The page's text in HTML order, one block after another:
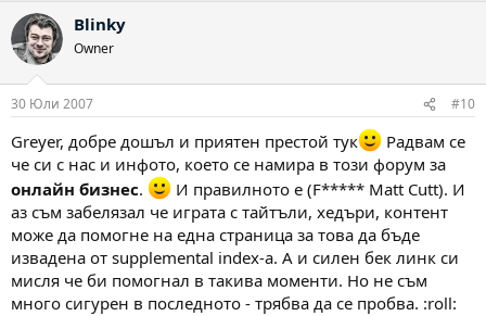
Blinky
Owner
30 Юли 2007 #10
Greyer, добре дошъл и приятен престой тук
Радвам се
че си с нас и инфото, което се намира в този форум за
онлайн бизнес.
И правилното е (F***** Matt Cutt). И
аз съм забелязал че играта с тайтъли, хедъри, контент
може да помогне на една страница за това да бъде
извадена от supplemental index-а. А и силен бек линк си
мисля че би помогнал в такива моменти. Но не съм
много сигурен в последното - трябва да се пробва. :roll: